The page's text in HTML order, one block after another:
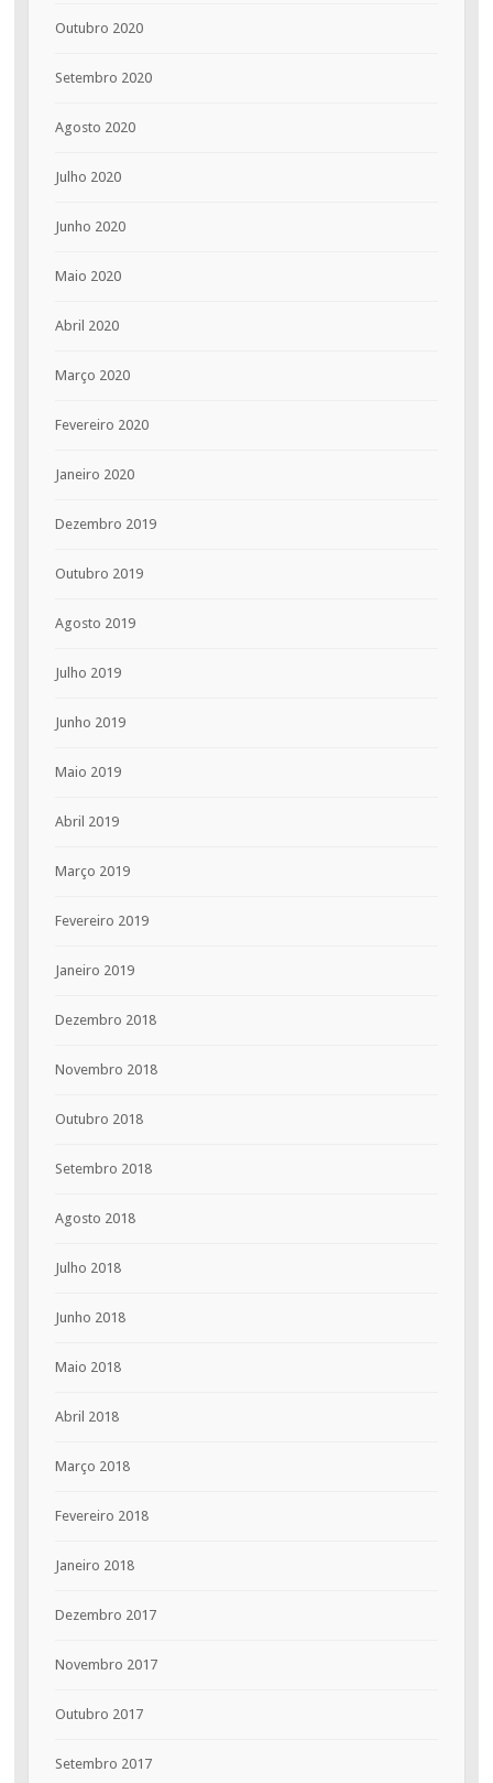
Outubro 2020
Setembro 2020
Agosto 2020
Julho 2020
Junho 2020
Maio 2020
Abril 2020
Março 2020
Fevereiro 2020
Janeiro 2020
Dezembro 2019
Outubro 2019
Agosto 2019
Julho 2019
Junho 2019
Maio 2019
Abril 2019
Março 2019
Fevereiro 2019
Janeiro 2019
Dezembro 2018
Novembro 2018
Outubro 2018
Setembro 2018
Agosto 2018
Julho 2018
Junho 2018
Maio 2018
Abril 2018
Março 2018
Fevereiro 2018
Janeiro 2018
Dezembro 2017
Novembro 2017
Outubro 2017
Setembro 2017